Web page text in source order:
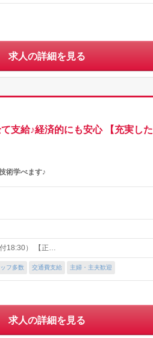
求人の詳細を見る
支給♪経済的にも安心 【充実した
術学べます♪
18:30） 【正…
フ多数 交通費支給 主婦・主夫歓迎
求人の詳細を見る